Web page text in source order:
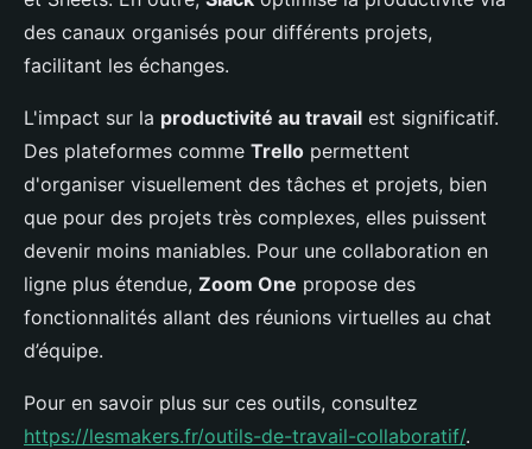
des canaux organisés pour différents projets,
facilitant les échanges.
L'impact sur la productivité au travail est significatif.
Des plateformes comme Trello permettent
d'organiser visuellement des tâches et projets, bien
que pour des projets très complexes, elles puissent
devenir moins maniables. Pour une collaboration en
ligne plus étendue, Zoom One propose des
fonctionnalités allant des réunions virtuelles au chat
d’équipe.
Pour en savoir plus sur ces outils, consultez
https://lesmakers.fr/outils-de-travail-collaboratif/.